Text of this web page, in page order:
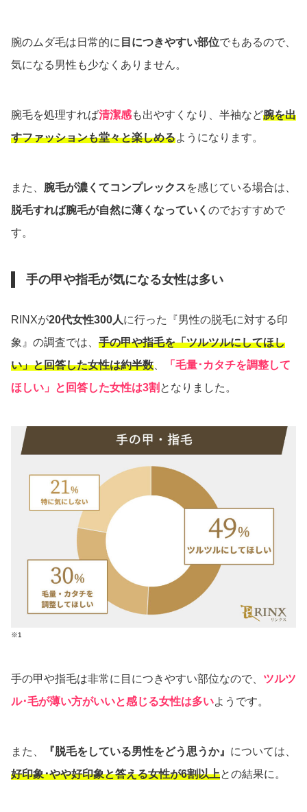
腕のムダ毛は日常的に 目につきやすい部位でもあるので、
気になる男性も少なくありません。
腕毛を処理すれば清潔感も出やすくなり、半袖など腕を出
すファッションも堂々と楽しめるようになります。
また、 腕毛が濃くてコンプレックスを感じている場合は、
脱毛すれば腕毛が自然に薄くなっていく のでおすすめで
す。
手の甲や指毛が気になる女性は多い
RINXが20代女性300人に行った『男性の脱毛に対する印
象』の調査では、 手の甲や指毛を「ツルツルにしてほし
い」と回答した女性は約半数
「毛量･カタチを調整して
ほしい」と回答した女性は3割 となりました。
※1
手の甲や指毛は非常に目につきやすい部位なので、 ツルツ
ル･毛が薄い方がいいと感じる女性は多いようです。
また、 『脱毛をしている男性をどう思うか』 については、
好印象･やや好印象と答える女性が6割以上との結果に。